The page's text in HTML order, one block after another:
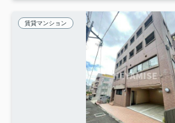
賃貸マンション